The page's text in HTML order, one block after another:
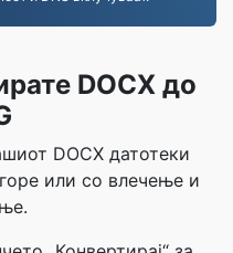
DOCX до
DOCX датотеки
или со влечење и